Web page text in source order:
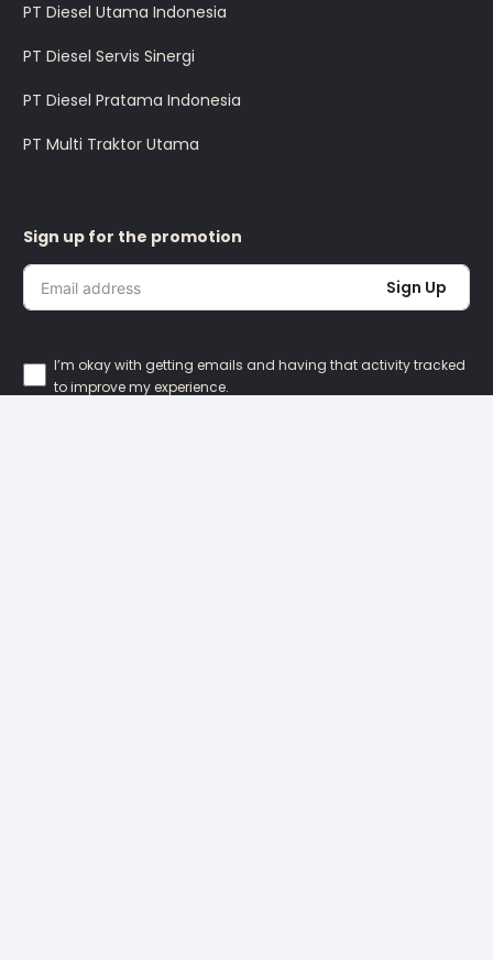
PT Diesel Utama Indonesia
PT Diesel Servis Sinergi
PT Diesel Pratama Indonesia
PT Multi Traktor Utama
Sign up for the promotion
Sign Up
I’m okay with getting emails and having that activity tracked
to improve my experience.